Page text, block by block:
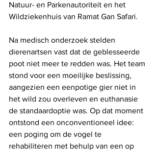
Natuur- en Parkenautoriteit en het
Wildziekenhuis van Ramat Gan Safari.
Na medisch onderzoek stelden
dierenartsen vast dat de geblesseerde
poot niet meer te redden was. Het team
stond voor een moeilijke beslissing,
aangezien een eenpotige gier niet in
het wild zou overleven en euthanasie
de standaardoptie was. Op dat moment
ontstond een onconventioneel idee:
een poging om de vogel te
rehabiliteren met behulp van een op